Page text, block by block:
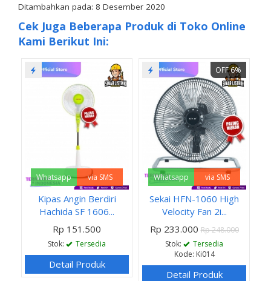
Ditambahkan pada: 8 Desember 2020
Cek Juga Beberapa Produk di Toko Online
Kami Berikut Ini:
Whatsapp via SMS
Kipas Angin Berdiri
Hachida SF 1606...
Rp 151.500
Stok: Tersedia
Detail Produk
OFF 6%
Whatsapp via SMS
Sekai HFN-1060 High
Velocity Fan 2i...
Rp 233.000Rp 248.000
Stok:
Tersedia
Kode: Ki014
Detail Produk